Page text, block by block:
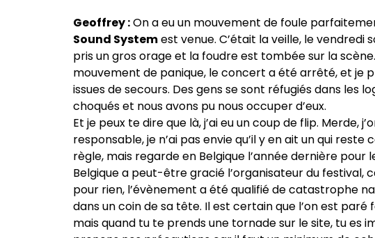
Geoffrey :On a eu un mouvement de foule
Sound Systemest venue. C’était la veille, le vendredi
pris un gros orage et la foudre est tombée sur la
mouvement de panique, le concert a été arrêté, et je
issues de secours. Des gens se sont réfugiés dans les
choqués et nous avons pu nous occuper d’eux.
Et je peux te dire que là, j’ai eu un coup de flip. Merde,
responsable, je n’ai pas envie qu’il y en ait un qui reste
règle, mais regarde en Belgique l’année dernière pour
Belgique a peut-être gracié l’organisateur du festival,
pour rien, l’évènement a été qualifié de catastrophe
dans un coin de sa tête. Il est certain que l’on est paré
mais quand tu te prends une tornade sur le site, tu es